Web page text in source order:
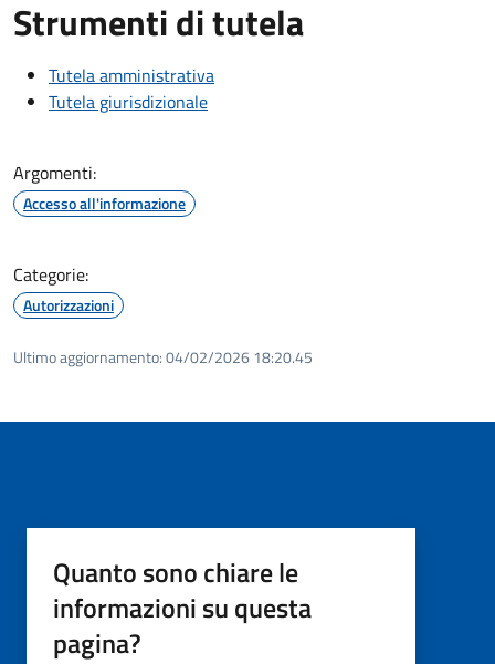
Strumenti di tutela
Tutela amministrativa
Tutela giurisdizionale
Argomenti:
Accesso all'informazione
Categorie:
Autorizzazioni
Ultimo aggiornamento:04/02/2026 18:20.45
Quanto sono chiare le
informazioni su questa
pagina?